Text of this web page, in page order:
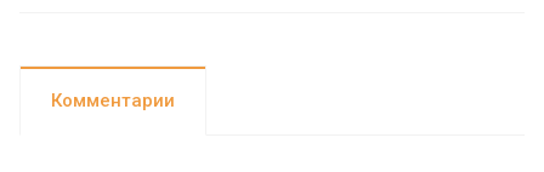
Комментарии